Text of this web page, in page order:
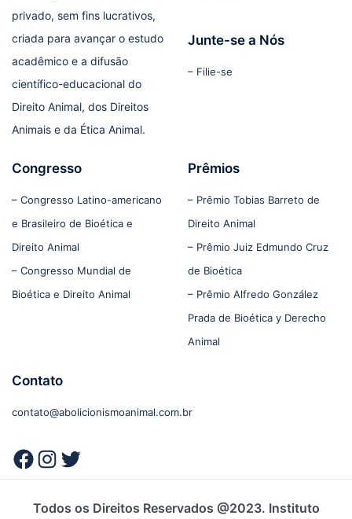
privado, sem fins lucrativos,
criada para avançar o estudo
acadêmico e a difusão
científico-educacional do
Direito Animal, dos Direitos
Animais e da Ética Animal.
Junte-se a Nós
– Filie-se
Congresso
– Congresso Latino-americano
e Brasileiro de Bioética e
Direito Animal
– Congresso Mundial de
Bioética e Direito Animal
Prêmios
– Prêmio Tobias Barreto de
Direito Animal
– Prêmio Juiz Edmundo Cruz
de Bioética
– Prêmio Alfredo González
Prada de Bioética y Derecho
Animal
Contato
contato@abolicionismoanimal.com.br
Todos os Direitos Reservados @2023. Instituto